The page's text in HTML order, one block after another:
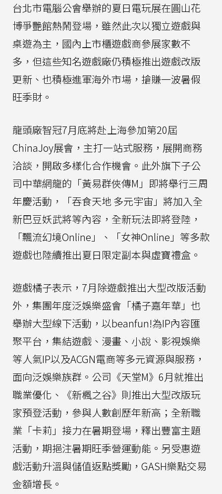
台北市電腦公會舉辦的夏日電玩展在圓山花
博爭艷館熱鬧登場，雖然此次以獨立遊戲與
桌遊為主，國內上市櫃遊戲商參展家數不
多，但這些知名遊戲廠仍積極推出遊戲改版
更新、也積極進軍海外市場，搶賺一波暑假
旺季財。
龍頭廠智冠7月底將赴上海參加第20屆
ChinaJoy展會，主打一站式服務，展開商務
洽談，開啟多樣化合作機會。此外旗下子公
司中華網龍的「黃易群俠傳M」即將舉行三周
年慶活動，「吞食天地 多元宇宙」將加入全
新巴豆妖武將等內容，全新玩法即將登陸，
「飄流幻境Online」、「女神Online」等多款
遊戲也陸續推出夏日限定副本與虛寶禮盒。
遊戲橘子表示，7月除遊戲推出大型改版活動
外，集團年度泛娛樂盛會「橘子嘉年華」也
舉辦大型線下活動，以beanfun!為IP內容匯
聚平台，集結遊戲、漫畫、小說、影視娛樂
等人氣IP以及ACGN電商等多元資源與服務，
面向泛娛樂族群。公司《天堂M》6月就推出
職業優化、《新楓之谷》則推出大型改版玩
家預登活動，參與人數創歷年新高；全新職
業「卡莉」接力在暑期登場，釋出豐富主題
活動，期挹注暑期旺季營運動能。另受惠遊
戲活動升溫與儲值返點獎勵，GASH樂點交易
金額增長。